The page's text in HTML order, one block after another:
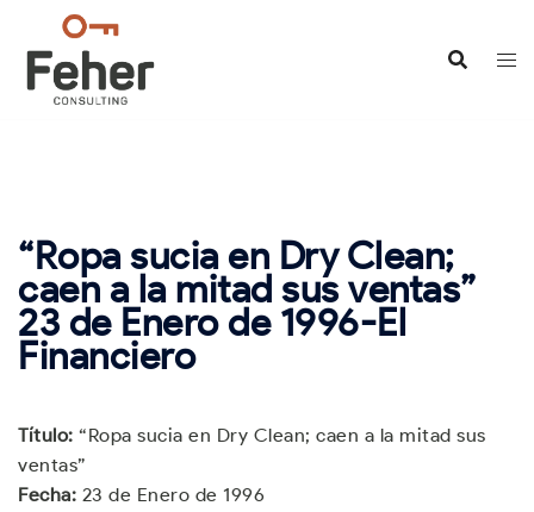
contenido
“Ropa sucia en Dry Clean;
caen a la mitad sus ventas”
23 de Enero de 1996-El
Financiero
Título: “Ropa sucia en Dry Clean; caen a la mitad sus
ventas”
Fecha: 23 de Enero de 1996